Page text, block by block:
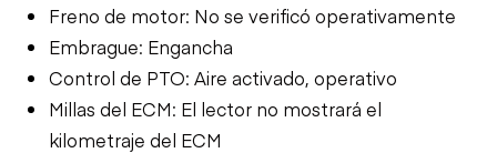
Freno de motor: No se verificó operativamente
Embrague: Engancha
Control de PTO: Aire activado, operativo
Millas del ECM: El lector no mostrará el
kilometraje del ECM